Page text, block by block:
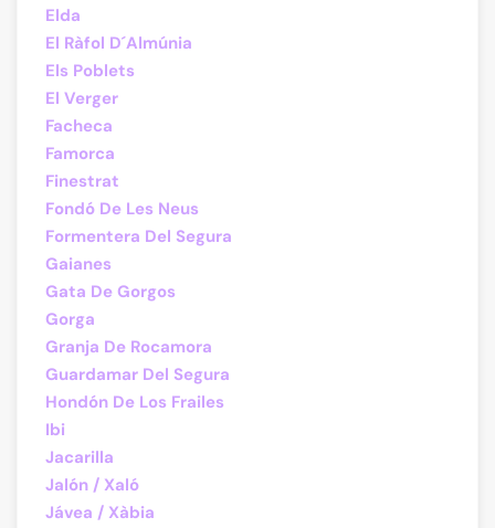
Elda
El Ràfol D´Almúnia
Els Poblets
El Verger
Facheca
Famorca
Finestrat
Fondó De Les Neus
Formentera Del Segura
Gaianes
Gata De Gorgos
Gorga
Granja De Rocamora
Guardamar Del Segura
Hondón De Los Frailes
Ibi
Jacarilla
Jalón / Xaló
Jávea / Xàbia